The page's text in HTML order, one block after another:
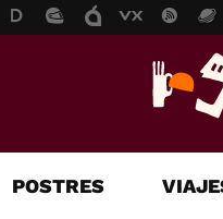
POSTRES